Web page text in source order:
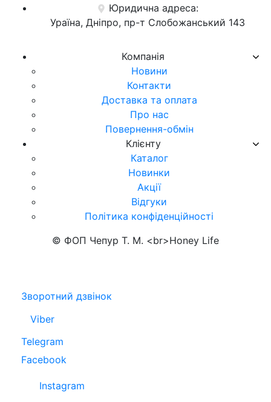
Компанія
Новини
Контакти
Доставка та оплата
Про нас
Повернення-обмін
Клієнту
Каталог
Новинки
Акції
Відгуки
Політика конфіденційності
Юридична адреса:
Ураїна, Дніпро, пр-т Слобожанський 143
© ФОП Чепур Т. М. <br>Honey Life
Зворотний дзвінок
Viber
Telegram
Facebook
Instagram